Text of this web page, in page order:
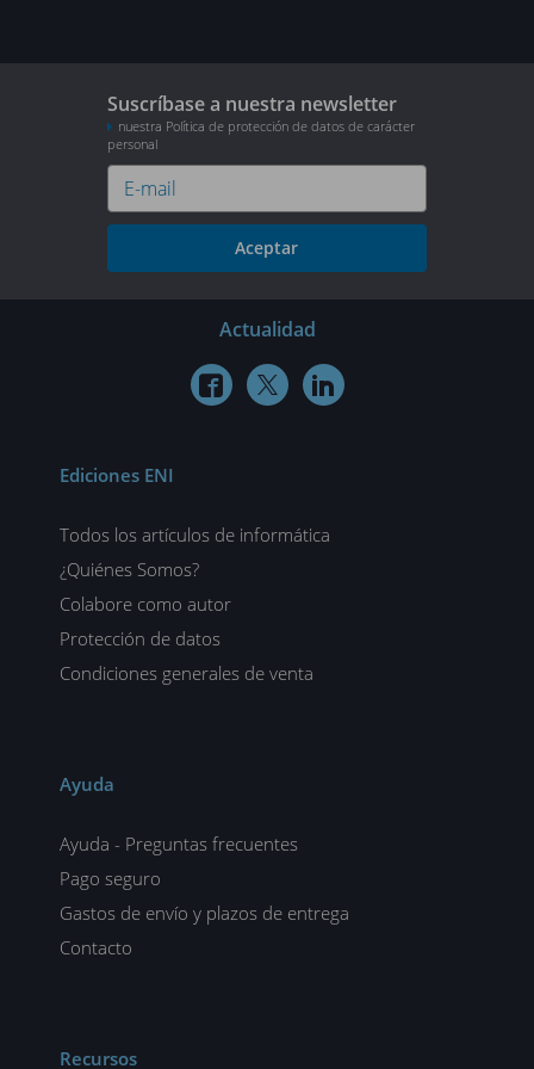
Suscríbase a nuestra newsletter
nuestra Política de protección de datos de carácter
personal
Aceptar
Actualidad
  
Ediciones ENI
Todos los artículos de informática
¿Quiénes Somos?
Colabore como autor
Protección de datos
Condiciones generales de venta
Ayuda
Ayuda - Preguntas frecuentes
Pago seguro
Gastos de envío y plazos de entrega
Contacto
Recursos